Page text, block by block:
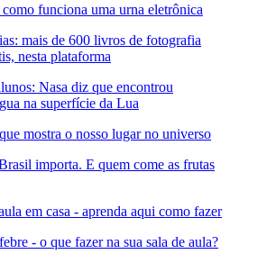
funciona uma urna eletrônica
mais de 600 livros de fotografia
nesta plataforma
Nasa diz que encontrou
na superfície da Lua
mostra o nosso lugar no universo
importa. E quem come as frutas
em casa - aprenda aqui como fazer
- o que fazer na sua sala de aula?